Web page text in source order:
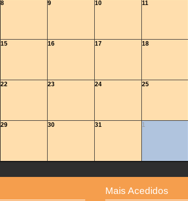
8 9 10 11
15 16 17 18
22 23 24 25
29 30 31 1
Mais Acedidos